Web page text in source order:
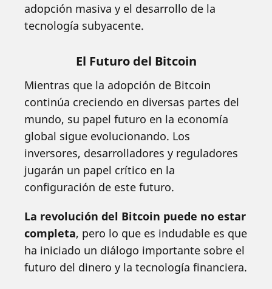
adopción masiva y el desarrollo de la
tecnología subyacente.
El Futuro del Bitcoin
Mientras que la adopción de Bitcoin
continúa creciendo en diversas partes del
mundo, su papel futuro en la economía
global sigue evolucionando. Los
inversores, desarrolladores y reguladores
jugarán un papel crítico en la
configuración de este futuro.
La revolución del Bitcoin puede no estar
completa, pero lo que es indudable es que
ha iniciado un diálogo importante sobre el
futuro del dinero y la tecnología financiera.